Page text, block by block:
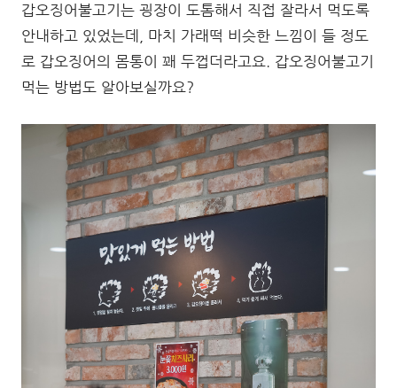
갑오징어불고기는 굉장이 도톰해서 직접 잘라서 먹도록
안내하고 있었는데, 마치 가래떡 비슷한 느낌이 들 정도
로 갑오징어의 몸통이 꽤 두껍더라고요. 갑오징어불고기
먹는 방법도 알아보실까요?